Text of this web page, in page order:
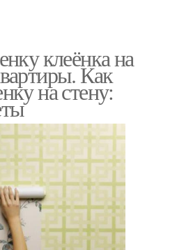
клеёнка на
Как
на стену: